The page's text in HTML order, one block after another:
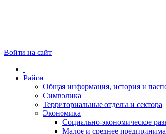
Войти на сайт
Район
Общая информация, история и
Символика
Территориальные отделы и сектора
Экономика
Социально-экономическое
Малое и среднее